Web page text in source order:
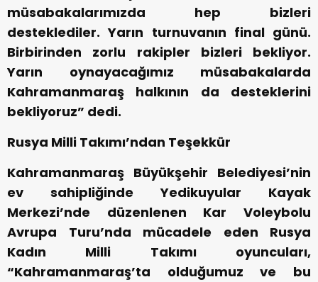
müsabakalarımızda hep bizleri
desteklediler. Yarın turnuvanın final günü.
Birbirinden zorlu rakipler bizleri bekliyor.
Yarın oynayacağımız müsabakalarda
Kahramanmaraş halkının da desteklerini
bekliyoruz” dedi.
Rusya Milli Takımı’ndan Teşekkür
Kahramanmaraş Büyükşehir Belediyesi’nin
ev sahipliğinde Yedikuyular Kayak
Merkezi’nde düzenlenen Kar Voleybolu
Avrupa Turu’nda mücadele eden Rusya
Kadın Milli Takımı oyuncuları,
“Kahramanmaraş’ta olduğumuz ve bu